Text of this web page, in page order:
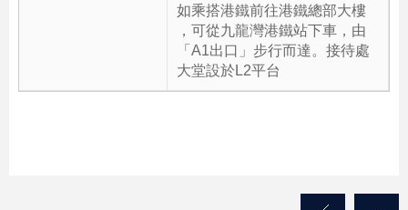
如乘搭港鐵前往港鐵總部大樓
，可從九龍灣港鐵站下車，由
「A1出口」步行而達。接待處
大堂設於L2平台